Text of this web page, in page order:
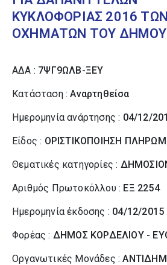
ΚΥΚΛΟΦΟΡΙΑΣ 2016 ΤΩΝ
ΟΧΗΜΑΤΩΝ ΤΟΥ ΔΗΜΟΥ
ΑΔΑ : 7ΨΓ9ΩΛΒ-ΞΕΥ
Κατάσταση :Αναρτηθείσα
Ημερομηνία ανάρτησης : 04/12/
Είδος : ΟΡΙΣΤΙΚΟΠΟΙΗΣΗ
Θεματικές κατηγορίες :
Αριθμός Πρωτοκόλλου : ΕΞ 2254
Ημερομηνία έκδοσης : 04/12/2015
Φορέας : ΔΗΜΟΣ ΚΟΡΔΕΛΙΟΥ -
Οργανωτικές Μονάδες :